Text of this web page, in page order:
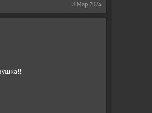
8 Мар 2024